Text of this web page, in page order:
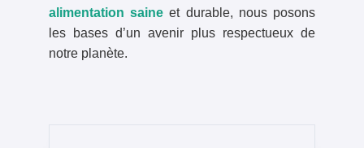
alimentation saine et durable, nous posons
les bases d’un avenir plus respectueux de
notre planète.